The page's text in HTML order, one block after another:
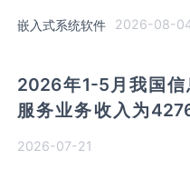
嵌入式系统软件 2026-08-
2026年1-5月我国信
服务业务收入为
2026-07-21